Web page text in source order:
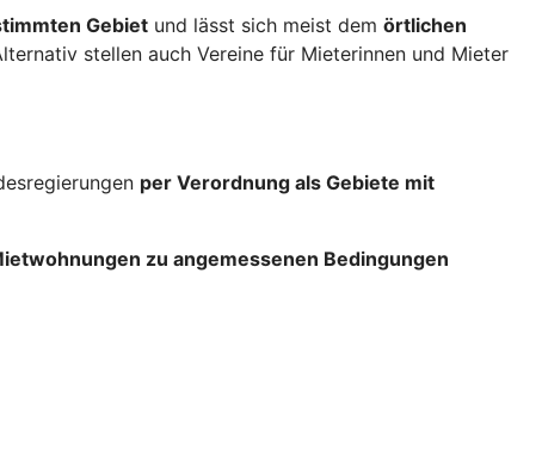
Gebiet und lässt sich meist dem örtlichen
stellen auch Vereine für Mieterinnen und Mieter
per Verordnung als Gebiete mit
zu angemessenen Bedingungen